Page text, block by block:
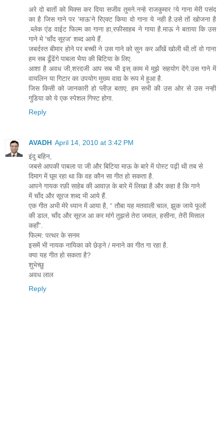
अरे दो बातों को मिक्स कर दिया सजीव तुमने.नन्हे राजकुमार !ये गाना मेरी पसंद
का है जिस गाने पर 'माऊ'ने रिएक्ट किया वो गाना ये नही है.उसे तों खोजना है
.ब्लेक एंड वाईट फिल्म का गाना हा,रफीसाहब ने गाया है.माऊ ने बताया कि उस
गाने मे 'चाँद सूरज' शब्द आये हैं.
जबर्दस्त बीमार होने पर बच्ची ने उस गाने को सुन कर आँखें खोली थी.तों वो गाना
हम सब ढूँढेंगे पाबला भैया की बिटिया के लिए.
आशा है अवध जी,शरदजी आप सब भी इस् काम मे मुझे सहयोग देंगे.उस गाने में
वायलिन या गिटार का उपयोग मुख्य वाद्य के रूप मे हुआ है.
जिस किसी को जानकारी हो प्लीज़ बताए. हम सभी की उस ओर से उस नन्ही
गुडिया को ये एक स्पेशल गिफ्ट होगा.
Reply
AVADH April 14, 2010 at 3:42 PM
इंदु बहिन,
जबसे आपकी पाबला पा जी और बिटिया माऊ के बारे में पोस्ट पढ़ी थी तब से
दिमाग में घूम रहा था कि वह कौन सा गीत हो सकता है.
आपने गायक रफ़ी साहेब की आवाज़ के बारे में लिखा है और कहा है कि गाने
में चाँद और सूरज शब्द भी आये हैं.
एक गीत अभी मेरे ध्यान में आया है, “ तौबा यह मतवाली चाल, झुक जाये फूलों
की डाल, चाँद और सूरज आ कर मांगे तुझसे तेरा जमाल, हसीना, तेरी मिसाल
कहाँ”.
फिल्म: पत्थर के सनम
इसमें भी नायक नायिका को छेड़ने / मनाने का गीत गा रहा है.
क्या यह गीत हो सकता है?
शुभेच्छु
अवध लाल
Reply